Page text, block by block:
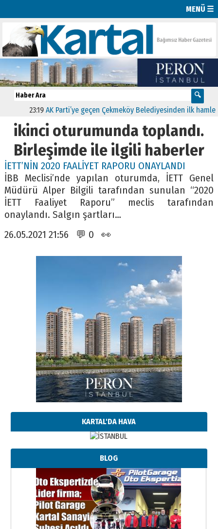
MENÜ ☰
23:19 AK Parti’ye geçen Çekmeköy Belediyesinden ilk hamle
ikinci oturumunda toplandı.
Birleşimde ile ilgili haberler
İETT’NİN 2020 FAALİYET RAPORU ONAYLANDI
İBB Meclisi’nde yapılan oturumda, İETT Genel
Müdürü Alper Bilgili tarafından sunulan “2020
İETT Faaliyet Raporu” meclis tarafından
onaylandı. Salgın şartları…
26.05.2021 21:56 💬 0 👀
KARTAL'DA HAVA
BLOG